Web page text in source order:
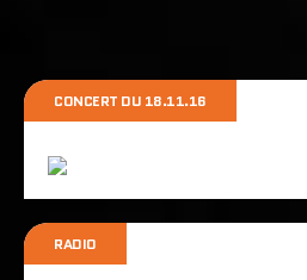
CONCERT DU 18.11.16
RADIO